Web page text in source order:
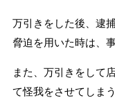
万引きをした後、逮
脅迫を用いた時は、
また、万引きをして
て怪我をさせてしま